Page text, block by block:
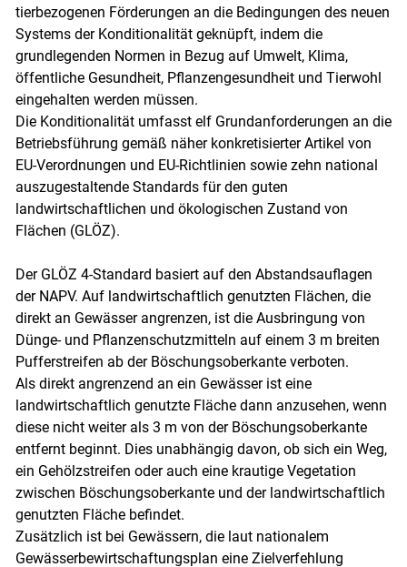
tierbezogenen Förderungen an die Bedingungen des neuen
Systems der Konditionalität geknüpft, indem die
grundlegenden Normen in Bezug auf Umwelt, Klima,
öffentliche Gesundheit, Pflanzengesundheit und Tierwohl
eingehalten werden müssen.
Die Konditionalität umfasst elf Grundanforderungen an die
Betriebsführung gemäß näher konkretisierter Artikel von
EU-Verordnungen und EU-Richtlinien sowie zehn national
auszugestaltende Standards für den guten
landwirtschaftlichen und ökologischen Zustand von
Flächen (GLÖZ).
Der GLÖZ 4-Standard basiert auf den Abstandsauflagen
der NAPV. Auf landwirtschaftlich genutzten Flächen, die
direkt an Gewässer angrenzen, ist die Ausbringung von
Dünge- und Pflanzenschutzmitteln auf einem 3 m breiten
Pufferstreifen ab der Böschungsoberkante verboten.
Als direkt angrenzend an ein Gewässer ist eine
landwirtschaftlich genutzte Fläche dann anzusehen, wenn
diese nicht weiter als 3 m von der Böschungsoberkante
entfernt beginnt. Dies unabhängig davon, ob sich ein Weg,
ein Gehölzstreifen oder auch eine krautige Vegetation
zwischen Böschungsoberkante und der landwirtschaftlich
genutzten Fläche befindet.
Zusätzlich ist bei Gewässern, die laut nationalem
Gewässerbewirtschaftungsplan eine Zielverfehlung